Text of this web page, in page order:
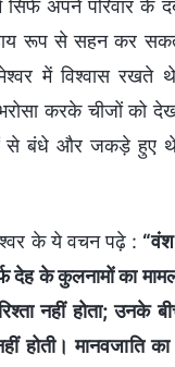
अपने परिवार के
रूप से सहन कर
में विश्वास रखते
भरोसा करके चीजों को
से बंधे और जकड़े हुए
के ये वचन पढ़े : “वंश
देह के कुलनामों का
नहीं होता; उनके
होती। मानवजाति